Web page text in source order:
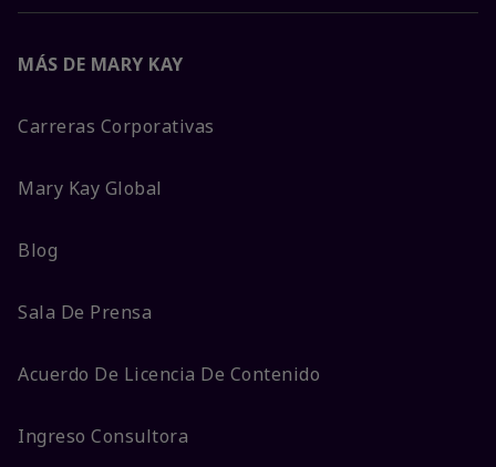
MÁS DE MARY KAY
Carreras Corporativas
Mary Kay Global
Blog
Sala De Prensa
Acuerdo De Licencia De Contenido
Ingreso Consultora